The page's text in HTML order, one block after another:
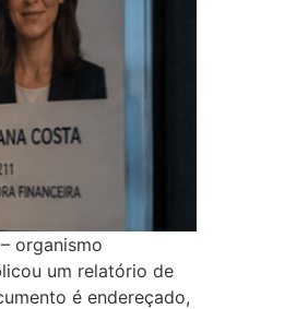
organismo
um relatório de
é endereçado,